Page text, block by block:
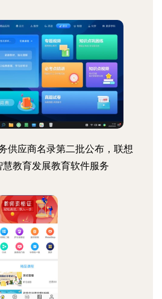
供应商名录第二批公布，联想
慧教育发展教育软件服务